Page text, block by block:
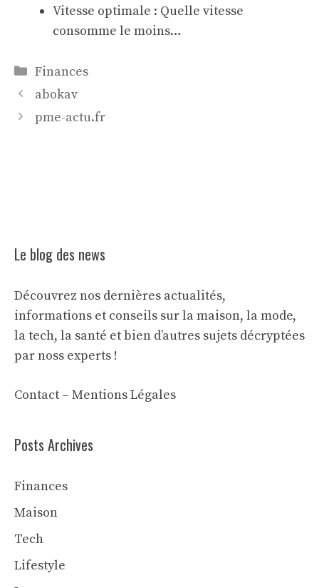
Vitesse optimale : Quelle vitesse
consomme le moins…
Catégories
Finances
abokav
pme-actu.fr
Le blog des news
Découvrez nos dernières actualités,
informations et conseils sur la maison, la mode,
la tech, la santé et bien d’autres sujets décryptées
par noss experts !
Contact – Mentions Légales
Posts Archives
Finances
Maison
Tech
Lifestyle